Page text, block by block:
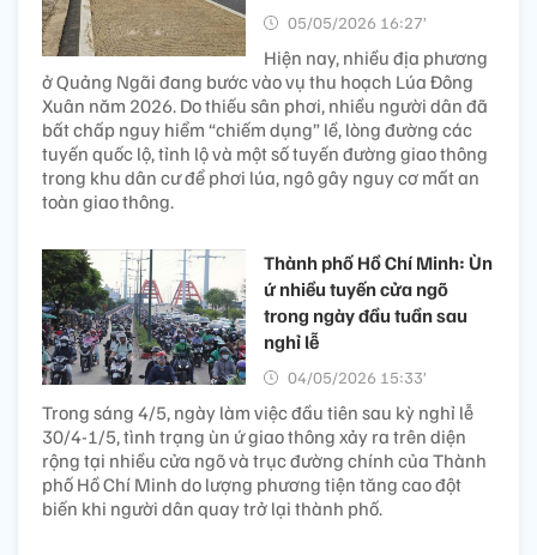
05/05/2026 16:27’
Hiện nay, nhiều địa phương
ở Quảng Ngãi đang bước vào vụ thu hoạch Lúa Đông
Xuân năm 2026. Do thiếu sân phơi, nhiều người dân đã
bất chấp nguy hiểm “chiếm dụng” lề, lòng đường các
tuyến quốc lộ, tỉnh lộ và một số tuyến đường giao thông
trong khu dân cư để phơi lúa, ngô gây nguy cơ mất an
toàn giao thông.
Thành phố Hồ Chí Minh: Ùn
ứ nhiều tuyến cửa ngõ
trong ngày đầu tuần sau
nghỉ lễ
04/05/2026 15:33’
Trong sáng 4/5, ngày làm việc đầu tiên sau kỳ nghỉ lễ
30/4-1/5, tình trạng ùn ứ giao thông xảy ra trên diện
rộng tại nhiều cửa ngõ và trục đường chính của Thành
phố Hồ Chí Minh do lượng phương tiện tăng cao đột
biến khi người dân quay trở lại thành phố.